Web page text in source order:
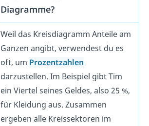
Diagramme?
Weil das Kreisdiagramm Anteile am
Ganzen angibt, verwendest du es
oft, um Prozentzahlen
darzustellen. Im Beispiel gibt Tim
ein Viertel seines Geldes, also 25 %,
für Kleidung aus. Zusammen
ergeben alle Kreissektoren im